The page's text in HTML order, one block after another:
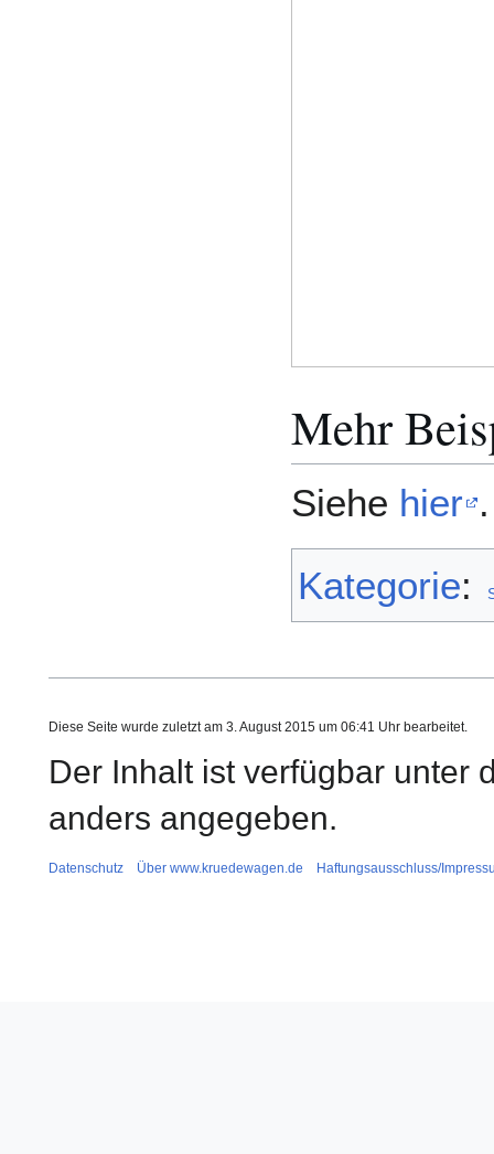
Mehr
Siehe hier .
Kategorie:
Diese Seite wurde zuletzt am 3. August 2015 um 06:41 Uhr bearbeitet.
Der Inhalt ist verfügbar unter
anders angegeben.
Datenschutz Über www.kruedewagen.de Haftungsausschluss/